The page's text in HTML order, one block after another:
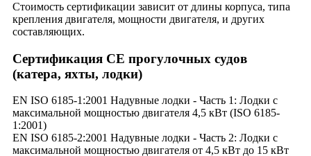
Стоимость сертификации зависит от длины корпуса, типа
крепления двигателя, мощности двигателя, и других
составляющих.
Сертификация СЕ прогулочных судов
(катера, яхты, лодки)
EN ISO 6185-1:2001 Надувные лодки - Часть 1: Лодки с
максимальной мощностью двигателя 4,5 кВт (ISO 6185-
1:2001)
EN ISO 6185-2:2001 Надувные лодки - Часть 2: Лодки с
максимальной мощностью двигателя от 4,5 кВт до 15 кВт